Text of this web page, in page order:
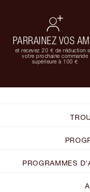
PARRAINEZ VOS
et recevez 20 € de réduction
votre prochaine commande
supérieure à 100 €
PROGRAMMES